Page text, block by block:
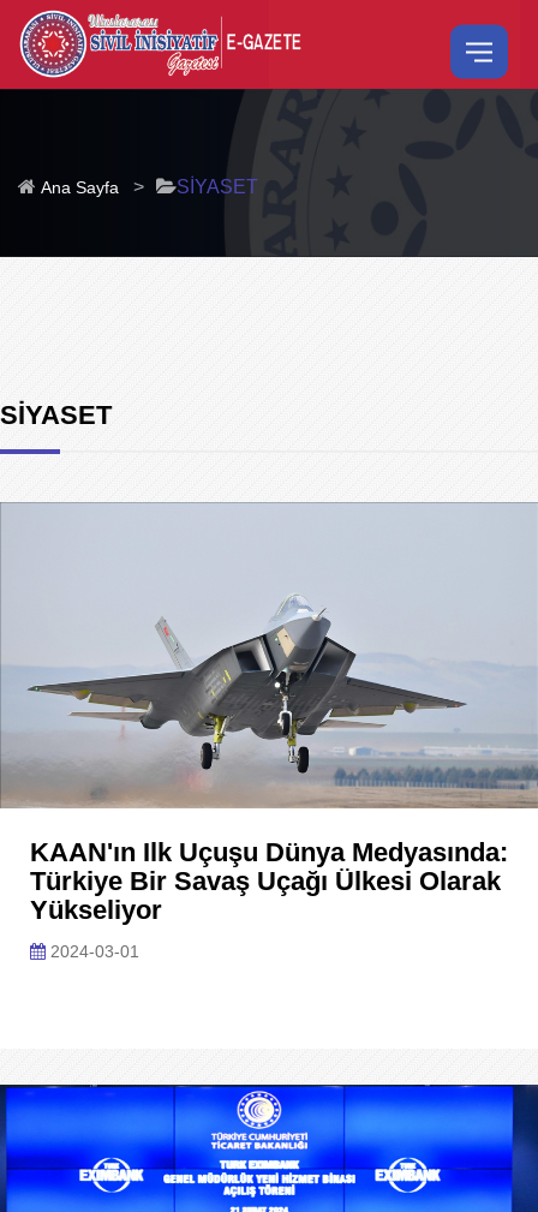
Ana Sayfa > SİYASET
SİYASET
KAAN'ın Ilk Uçuşu Dünya Medyasında:
Türkiye Bir Savaş Uçağı Ülkesi Olarak
Yükseliyor
2024-03-01